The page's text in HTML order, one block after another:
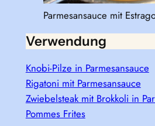
Parmesansauce mit
Verwendung
Knobi-Pilze in Parmesansauce
Rigatoni mit Parmesansauce
Zwiebelsteak mit Brokkoli in
Pommes Frites